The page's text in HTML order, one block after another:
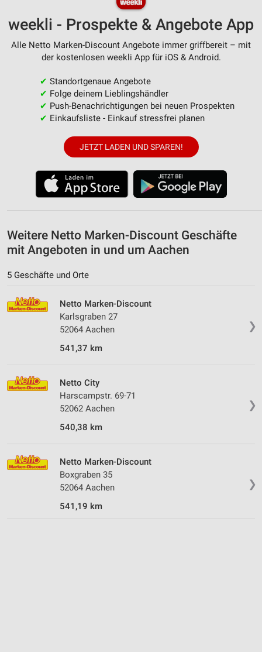
weekli - Prospekte & Angebote App
Alle Netto Marken-Discount Angebote immer griffbereit – mit
der kostenlosen weekli App für iOS & Android.
✔ Standortgenaue Angebote
✔ Folge deinem Lieblingshändler
✔ Push-Benachrichtigungen bei neuen Prospekten
✔ Einkaufsliste - Einkauf stressfrei planen
JETZT LADEN UND SPAREN!
Weitere Netto Marken-Discount Geschäfte
mit Angeboten in und um Aachen
5 Geschäfte und Orte
❯
Netto Marken-Discount
Karlsgraben 27
52064 Aachen
541,37 km
❯
Netto City
Harscampstr. 69-71
52062 Aachen
540,38 km
❯
Netto Marken-Discount
Boxgraben 35
52064 Aachen
541,19 km